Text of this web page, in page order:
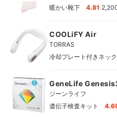
暖かい靴下
4.81
COOLiFY Air
TORRAS
冷却プレート付きネッ
GeneLife
ジーンライフ
遺伝子検査キット